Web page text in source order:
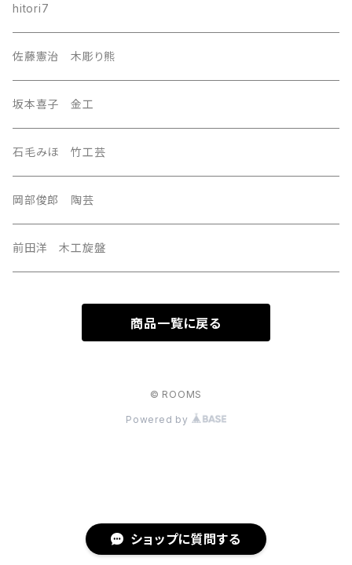
ショップに質問する
southeast Asia
east asia
Central Asia
U.S.A
hitori7
佐藤憲治 木彫り熊
坂本喜子 金工
石毛みほ 竹工芸
岡部俊郎 陶芸
前田洋 木工旋盤
商品一覧に戻る
© ROOMS
Powered by